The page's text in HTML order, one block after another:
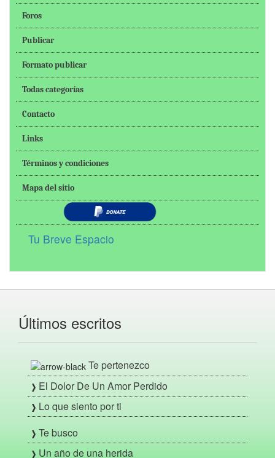
Foros
Publicar
Formato publicar
Todas categorías
Contacto
Links
Términos y condiciones
Mapa del sitio
Tu Breve Espacio
Últimos escritos
Te pertenezco
El Dolor De Un Amor Perdido
Lo que siento por ti
Te busco
Un año de una herida